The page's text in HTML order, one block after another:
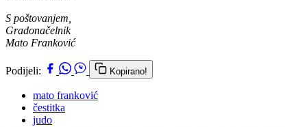
S poštovanjem,
Gradonačelnik
Mato Franković
Podijeli: Kopirano!
mato franković
čestitka
judo